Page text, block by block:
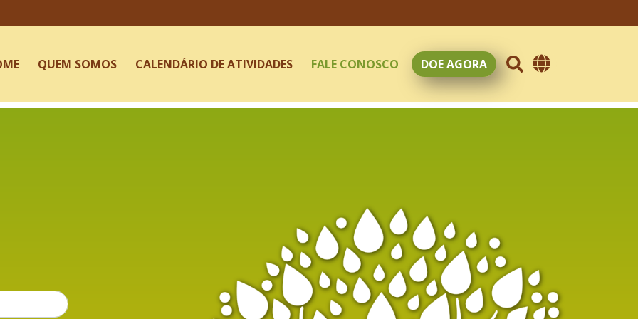
principal
QUEM SOMOS CALENDÁRIO DE ATIVIDADES FALE CONOSCO DOE AGORA Escolha um idioma